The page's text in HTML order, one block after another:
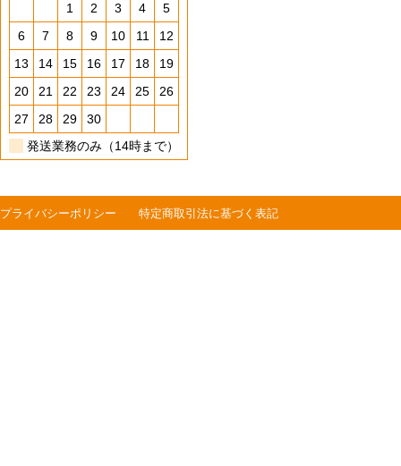
1
2 3 4
5
6
7 8 9 10 11
12
13
14 15 16 17 18
19
20
21 22 23 24 25
26
27
28 29
30
発送業務のみ（14時まで）
プライバシーポリシー 特定商取引法に基づく表記